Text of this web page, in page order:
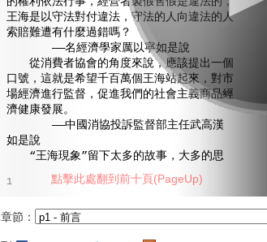
王海是以守法對付違法，守法的人向違法的人
索賠難遭有什麼過錯嗎？
——名經濟學家厲以寧如是說
從消費者協會的角度來說，應該提出一個
口號，這就是希望千百萬個王海站起來，對市
場經濟進行監督，促進我們的社會主義商品經
濟健康發展。
——中國消協投訴監督部主任武高漢
如是說
“王海現象”留下太多的故事，大多的思
1
節：
點擊此處翻到前十頁(PageUp)